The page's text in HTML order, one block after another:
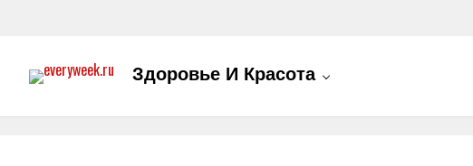
Здоровье И Красота